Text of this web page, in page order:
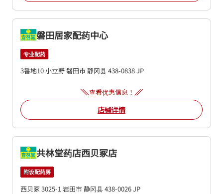
磐田居家配药中心
专业配药
3番地10小立野磐田市静冈县438-0838JP
查看优惠信息！
店铺详情
共林堂药店西贝冢店
附设配药房
西贝冢 3025-1 岩田市静冈县438-0026JP